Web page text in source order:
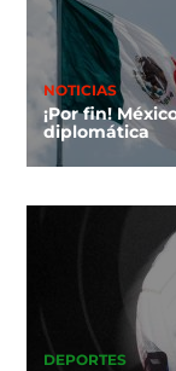
NOTICIAS
¡Por fin!
diplomática
DEPORTES